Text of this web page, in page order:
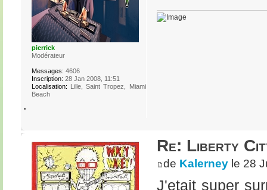
pierrick
Modérateur
Messages: 4606
Inscription: 28 Jan 2008, 11:51
Localisation: Lille, Saint Tropez, Miami
Beach
Re: Liberty
de Kalerneyle 28
J'etait super